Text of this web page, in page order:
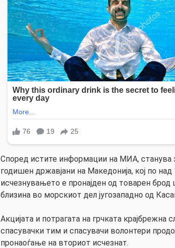
Според истите информации на МИА, станува
годишен државјани на Македонија, кој по над
исчезнувањето е пронајден од товарен
близина во морскиот дел југозападно од
Акцијата и потрагата на грчката крајбрежна
спасувачки тим и спасувачи волонтери
пронаоѓање на вториот исчезнат.